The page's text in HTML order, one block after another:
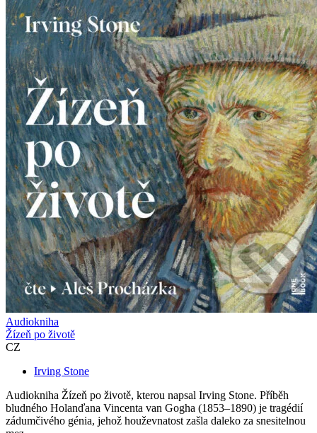
Audiokniha
Žízeň po životě
CZ
Irving Stone
Audiokniha Žízeň po životě, kterou napsal Irving Stone. Příběh
bludného Holanďana Vincenta van Gogha (1853–1890) je tragédií
zádumčivého génia, jehož houževnatost zašla daleko za snesitelnou